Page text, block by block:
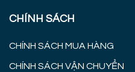
CHÍNH SÁCH
CHÍNH SÁCH MUA HÀNG
CHÍNH SÁCH VẬN CHUYỂN